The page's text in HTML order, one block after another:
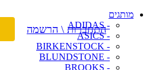
מותגים
- ADIDAS
- ASICS
- BIRKENSTOCK
- BLUNDSTONE
- BROOKS
התחברות \ הרשמה